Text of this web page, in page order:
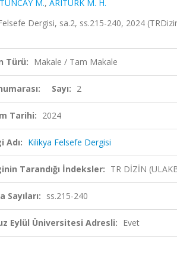
M., ARITÜRK M. H.
Dergisi, sa.2, ss.215-240, 2024
Türü: Makale / Tam Makale
Sayı: 2
Tarihi: 2024
Adı: Kilikya Felsefe Dergisi
Tarandığı İndeksler: TR DİZİN
Sayıları: ss.215-240
Eylül Üniversitesi Adresli: Evet